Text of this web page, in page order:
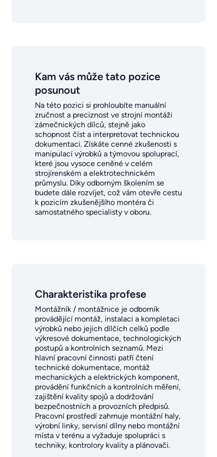
Kam vás může tato pozice
posunout
Na této pozici si prohloubíte manuální
zručnost a preciznost ve strojní montáži
zámečnických dílců, stejně jako
schopnost číst a interpretovat technickou
dokumentaci. Získáte cenné zkušenosti s
manipulací výrobků a týmovou spoluprací,
které jsou vysoce ceněné v celém
strojírenském a elektrotechnickém
průmyslu. Díky odborným školením se
budete dále rozvíjet, což vám otevře cestu
k pozicím zkušenějšího montéra či
samostatného specialisty v oboru.
Charakteristika profese
Montážník / montážnice je odborník
provádějící montáž, instalaci a kompletaci
výrobků nebo jejich dílčích celků podle
výkresové dokumentace, technologických
postupů a kontrolních seznamů. Mezi
hlavní pracovní činnosti patří čtení
technické dokumentace, montáž
mechanických a elektrických komponent,
provádění funkčních a kontrolních měření,
zajištění kvality spojů a dodržování
bezpečnostních a provozních předpisů.
Pracovní prostředí zahrnuje montážní haly,
výrobní linky, servisní dílny nebo montážní
místa v terénu a vyžaduje spolupráci s
techniky, kontrolory kvality a plánovači.